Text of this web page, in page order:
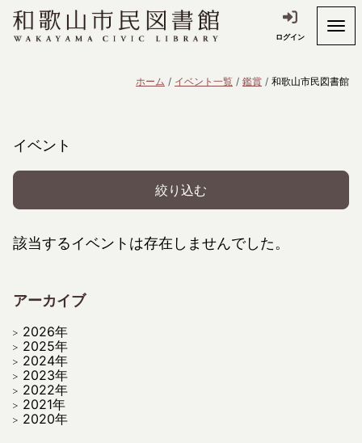
ログイン
ホーム イベント一覧 鑑賞 和歌山市民図書館
イベント
絞り込む
該当するイベントは存在しませんでした。
アーカイブ
2026年
2025年
2024年
2023年
2022年
2021年
2020年